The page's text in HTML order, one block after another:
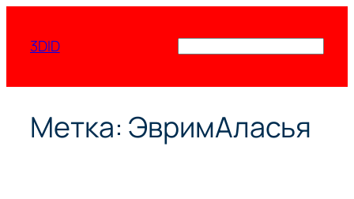
содержимому
3DID
Метка: ЭвримАласья